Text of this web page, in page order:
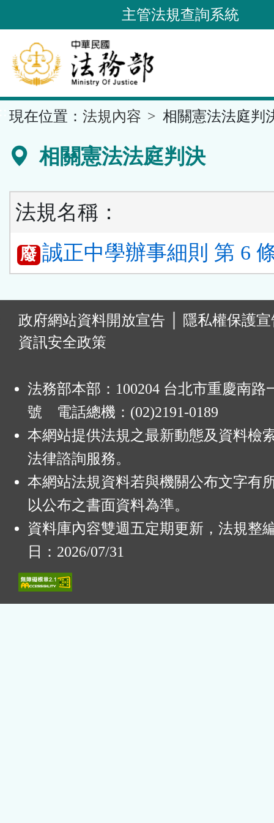
到
要
內
容
區
主管法規查詢系統
現在位置： 法規內容 相關憲法法庭判
相關憲法法庭判決
法規名稱：
廢 誠正中學辦事細則 第 6
政府網站資料開放宣告
隱私權保護
資訊安全政策
法務部本部：100204 台北市重慶南路
號 電話總機：(02)2191-0189
本網站提供法規之最新動態及資料檢
法律諮詢服務。
本網站法規資料若與機關公布文字有
以公布之書面資料為準。
資料庫內容雙週五定期更新，法規整
日：2026/07/31